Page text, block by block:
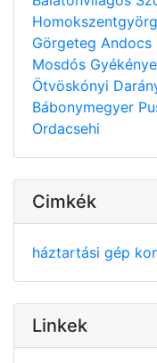
Görgeteg Andocs
Mosdós
Ötvöskónyi
Bábonymegyer
Ordacsehi
Cimkék
háztartási gép
Linkek